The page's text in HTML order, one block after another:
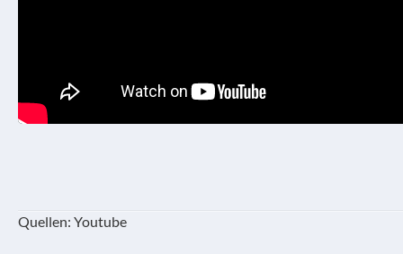
Quellen: Youtube